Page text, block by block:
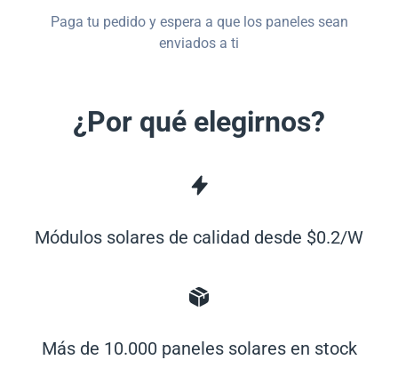
Paga tu pedido y espera a que los paneles sean
enviados a ti
¿Por qué elegirnos?
Módulos solares de calidad desde $0.2/W
Más de 10.000 paneles solares en stock